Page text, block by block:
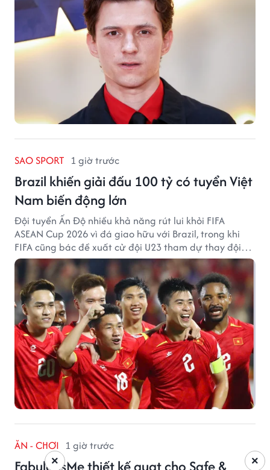
SAO SPORT 1 giờ trước
Brazil khiến giải đấu 100 tỷ có tuyển Việt
Nam biến động lớn
Đội tuyển Ấn Độ nhiều khả năng rút lui khỏi FIFA
ASEAN Cup 2026 vì đá giao hữu với Brazil, trong khi
FIFA cũng bác đề xuất cử đội U23 tham dự thay đội
tuyển quốc gia.
ĂN - CHƠI 1 giờ trước
×
×